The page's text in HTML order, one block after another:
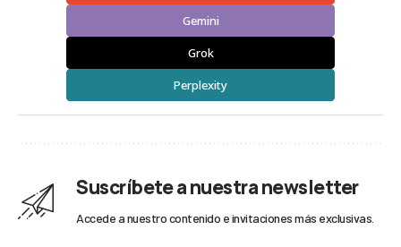
Gemini
Grok
Perplexity
Suscríbete a nuestra newsletter
Accede a nuestro contenido e invitaciones más exclusivas.